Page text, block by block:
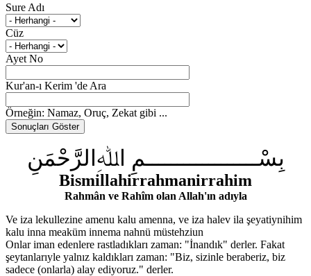
Sure Adı
Cüz
Ayet No
Kur'an-ı Kerim 'de Ara
Örneğin: Namaz, Oruç, Zekat gibi ...
بِسْــــــــــــــــــمِ اﷲِالرَّحْمَنِ
Bismillahirrahmanirrahim
Rahmân ve Rahîm olan Allah'ın adıyla
Ve iza lekullezine amenu kalu amenna, ve iza halev ila şeyatiynihim
kalu inna meaküm innema nahnü müstehziun
Onlar iman edenlere rastladıkları zaman: "İnandık" derler. Fakat
şeytanlarıyle yalnız kaldıkları zaman: "Biz, sizinle beraberiz, biz
sadece (onlarla) alay ediyoruz." derler.